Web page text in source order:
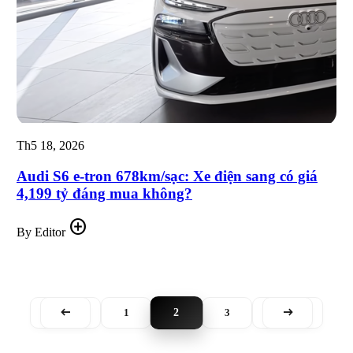
Th5 18, 2026
Audi S6 e-tron 678km/sạc: Xe điện sang có giá
4,199 tỷ đáng mua không?
By Editor add_circle
west 1 2 3 east